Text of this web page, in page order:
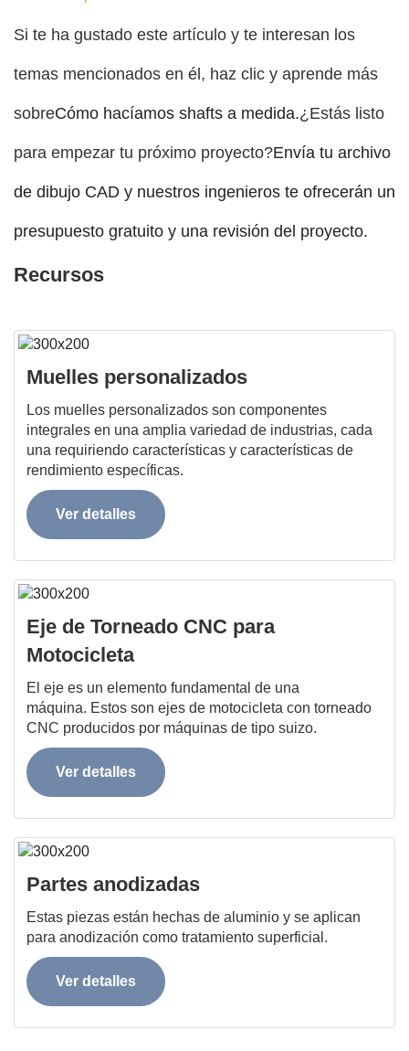
Si te ha gustado este artículo y te interesan los
temas mencionados en él, haz clic y aprende más
sobreCómo hacíamos shafts a medida.¿Estás listo
para empezar tu próximo proyecto?Envía tu archivo
de dibujo CAD y nuestros ingenieros te ofrecerán un
presupuesto gratuito y una revisión del proyecto.
Recursos
Muelles personalizados
Los muelles personalizados son componentes
integrales en una amplia variedad de industrias, cada
una requiriendo características y características de
rendimiento específicas.
Ver detalles
Eje de Torneado CNC para
Motocicleta
El eje es un elemento fundamental de una
máquina. Estos son ejes de motocicleta con torneado
CNC producidos por máquinas de tipo suizo.
Ver detalles
Partes anodizadas
Estas piezas están hechas de aluminio y se aplican
para anodización como tratamiento superficial.
Ver detalles